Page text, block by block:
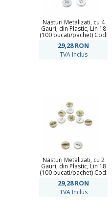
Nasturi Metalizati, cu 4
Gauri, din Plastic, Lin 18
(100 bucati/pachet) Cod:
29,28RON
TVA Inclus
Nasturi Metalizati, cu 2
Gauri, din Plastic, Lin 18
(100 bucati/pachet) Cod:
29,28RON
TVA Inclus